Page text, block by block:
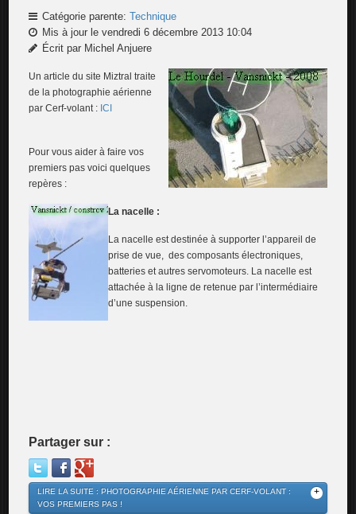
Catégorie parente:Technique
Mis à jour le vendredi 6 décembre 2013 10:04
Écrit par Michel​ Anjuere
Un article du site Miztral traite
de la photographie aérienne
par Cerf-volant : ICI
Pour vous aider à faire vos
premiers pas voici quelques
repères :
La nacelle :
La nacelle est destinée à supporter l’appareil de
prise de vue, des composants électroniques,
batteries et autres servomoteurs. La nacelle est
attachée à la ligne de retenue par l’intermédiaire
d’une suspension.
Partager sur :
LIRE LA SUITE : PHOTOGRAPHIE AÉRIENNE PAR CERF-VOLANT :
VOS PREMIERS PAS !